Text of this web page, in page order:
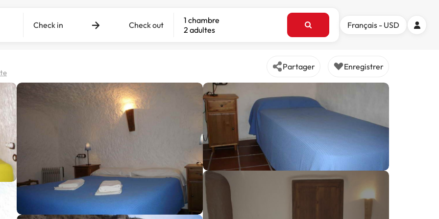
Check in Check out
1 chambre
2 adultes
Français - USD
Partager Enregistrer